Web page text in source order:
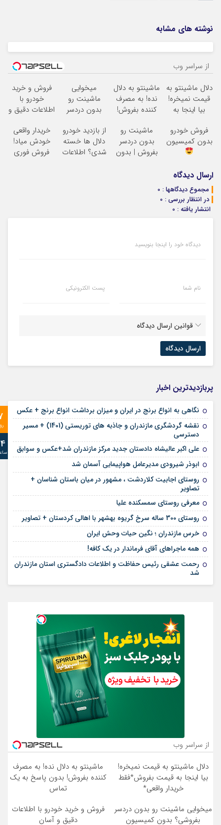
نوشته های مشابه
از سراسر وب
دلال ماشینتو به
قیمت نمیخره!
بیا اینجا به
بفروش*فقط
خریدار واقعی*
ماشینتو به دلال
نده! به مصرف
کننده بفروش!
یک تماس
میخوایی
ماشینت رو
بدون دردسر
کمیسیون
فروش و خرید
خودرو با
اطلاعات دقیق و
فروش خودرو
بدون کمیسیون
ماشینت رو
بدون دردسر
بفروش | بدون
از بازدید خودرو
دلال ها خسته
شدی؟ اطلاعات
خریدار واقعی
خودش میاد!
فروش فوری
ارسال دیدگاه
مجموع دیدگاهها : 0
در انتظار بررسی : 0
انتشار یافته : 0
دیدگاه خود را اینجا بنویسید
نام شما پست الکترونیکی
قوانین ارسال دیدگاه
پربازدیدترین اخبار
نگاهی به انواع برنج در ایران و میزان برداشت انواع برنج + عکس
نقشه گردشگری مازندران و جاذبه های توریستی (1401) + مسیر
دسترسی
علی‌ اکبر عالیشاه دادستان جدید مرکز مازندران شد+عکس و سوابق
ابوذر شیرودی مدیرعامل هواپیمایی آسمان شد
روستای اجابیت کلاردشت ، مشهور در میان باستان شناسان +
تصاویر
معرفی روستای سمسکنده علیا
روستای 300 ساله سرخ ‌گریوه بهشهر با اهالی کردستان + تصاویر
خرس مازندران ؛ نگین حیات وحش ایران
همه ماجراهای آقای فرماندار در یک کافه!
رحمت عشقی رئیس حفاظت و اطلاعات دادگستری استان مازندران
شد
از سراسر وب
دلال ماشینتو به قیمت نمیخره!
بیا اینجا به قیمت بفروش*فقط
خریدار واقعی*
ماشینتو به دلال نده! به مصرف
کننده بفروش! بدون پاسخ به یک
تماس
میخوایی ماشینت رو بدون دردسر
بفروشی؟ بدون کمیسیون
فروش و خرید خودرو با اطلاعات
دقیق و آسان